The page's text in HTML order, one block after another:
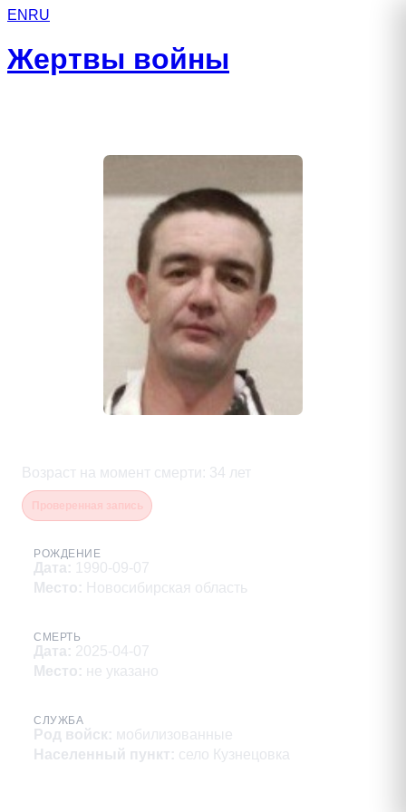
EN RU
Жертвы войны
Возраст на момент смерти : 34 лет
РОЖДЕНИЕ
Дата: 1990-09-07
Место: Новосибирская область
СМЕРТЬ
Дата: 2025-04-07
Место: не указано
СЛУЖБА
Род войск: мобилизованные
Населенный пункт: село Кузнецовка